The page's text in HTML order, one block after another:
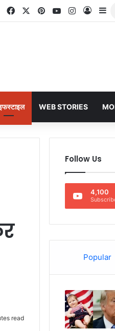
FacebookPinterestYouTubeInstagram
Log In
WEB STORIES
read
Follow Us
4,100
Popular